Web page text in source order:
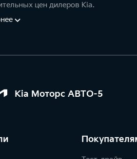
цен дилеров Kia.
Kia Моторс АВТО-5